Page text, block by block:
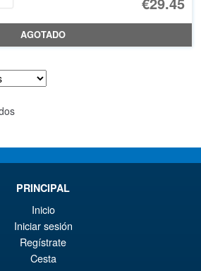
AGOTADO
Ordenado
PRINCIPAL
Inicio
Iniciar sesión
Regístrate
Cesta